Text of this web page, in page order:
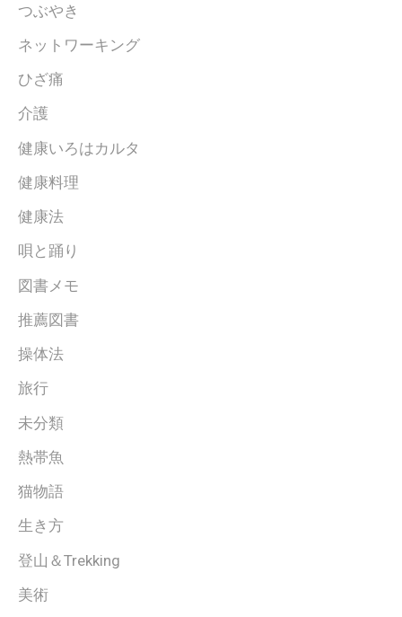
つぶやき
ネットワーキング
ひざ痛
介護
健康いろはカルタ
健康料理
健康法
唄と踊り
図書メモ
推薦図書
操体法
旅行
未分類
熱帯魚
猫物語
生き方
登山＆Trekking
美術